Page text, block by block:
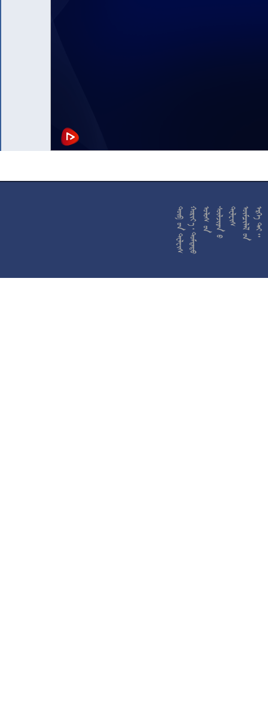










































































































